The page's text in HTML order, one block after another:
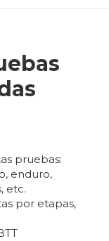
pruebas:
enduro,
etc.
por etapas,